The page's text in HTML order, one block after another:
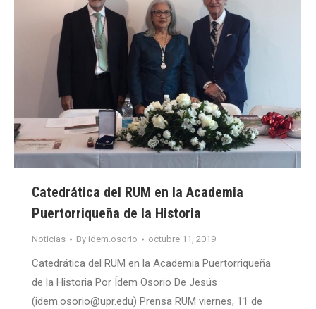
Catedrática del RUM en la Academia
Puertorriqueña de la Historia
Noticias By idem.osorio octubre 11, 2019
Catedrática del RUM en la Academia Puertorriqueña
de la Historia Por Ídem Osorio De Jesús
(idem.osorio@upr.edu) Prensa RUM viernes, 11 de